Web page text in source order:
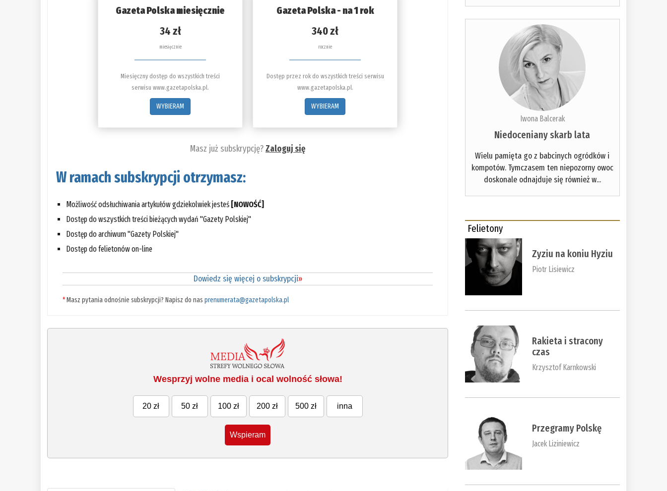
Gazeta Polska miesięcznie
34 zł
miesięcznie
Miesięczny dostęp do wszystkich treści
serwisu www.gazetapolska.pl.
WYBIERAM
Gazeta Polska - na 1 rok
340 zł
rocznie
Dostęp przez rok do wszystkich treści serwisu
www.gazetapolska.pl.
WYBIERAM
Masz już subskrypcję?Zaloguj się
W ramach subskrypcji otrzymasz:
Możliwość odsłuchiwania artykułów gdziekolwiek jesteś [NOWOŚĆ]
Dostęp do wszystkich treści bieżących wydań "Gazety Polskiej"
Dostęp do archiwum "Gazety Polskiej"
Dostęp do felietonów on-line
Dowiedz się więcej o subskrypcji»
*Masz pytania odnośnie subskrypcji? Napisz do nasprenumerata@gazetapolska.pl
Wesprzyj wolne media i ocal wolność słowa!
20 zł 50 zł 100 zł 200 zł 500 zł inna
Wspieram
Iwona Balcerak
Niedoceniany skarb lata
Wielu pamięta go z babcinych ogródków i
kompotów. Tymczasem ten niepozorny owoc
doskonale odnajduje się również w...
Felietony
Zyziu na koniu Hyziu
Piotr Lisiewicz
Rakieta i stracony
czas
Krzysztof Karnkowski
Przegramy Polskę
Jacek Liziniewicz